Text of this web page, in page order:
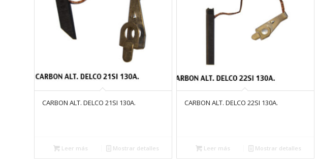
CARBON ALT. DELCO 21SI 130A.
Leer más Mostrar detalles
CARBON ALT. DELCO 22SI 130A.
Leer más Mostrar detalles